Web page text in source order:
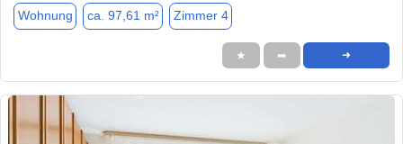
Wohnung ca. 97,61 m² Zimmer 4
★ ➦ ➜